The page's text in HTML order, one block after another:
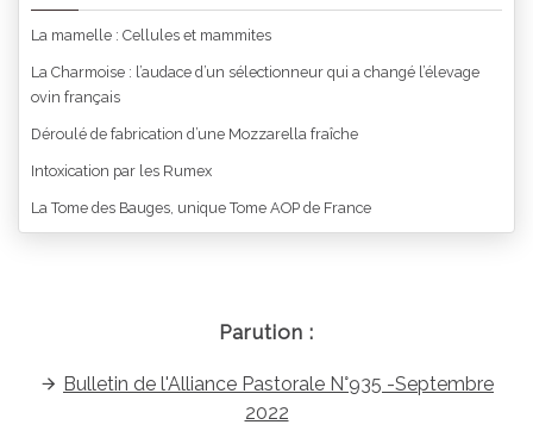
La mamelle : Cellules et mammites
La Charmoise : l’audace d’un sélectionneur qui a changé l’élevage
ovin français
Déroulé de fabrication d’une Mozzarella fraîche
Intoxication par les Rumex
La Tome des Bauges, unique Tome AOP de France
Parution :
Bulletin de l'Alliance Pastorale N°935 -Septembre
2022